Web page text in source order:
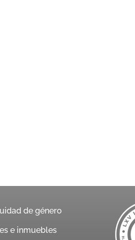
de género
e inmuebles